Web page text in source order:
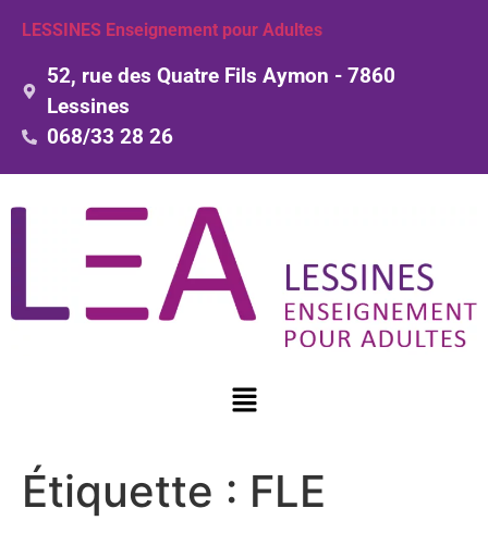
LESSINES Enseignement pour Adultes
52, rue des Quatre Fils Aymon - 7860
Lessines
068/33 28 26
Étiquette : FLE